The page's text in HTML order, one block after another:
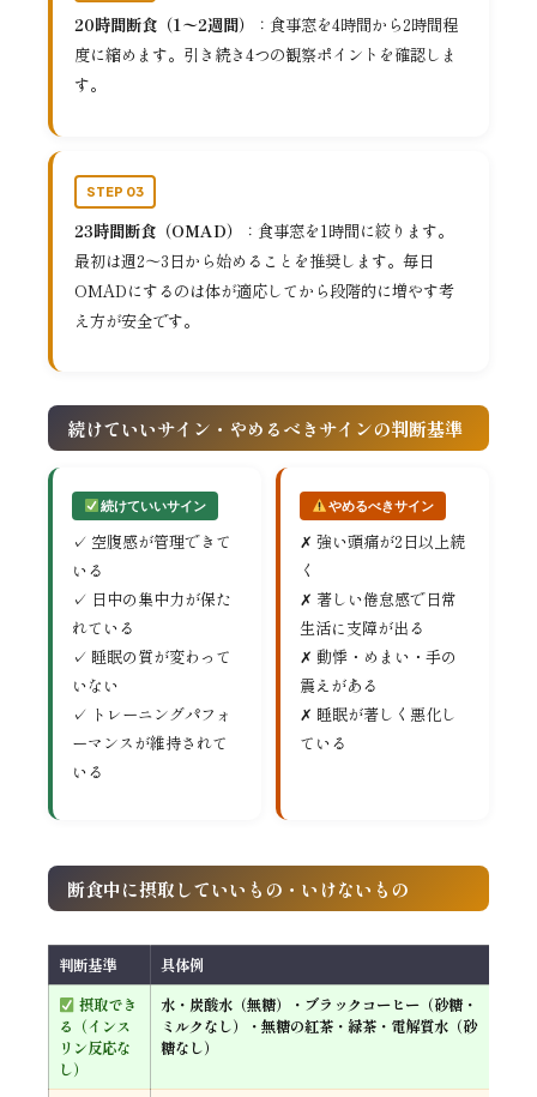
20時間断食（1〜2週間）
：食事窓を4時間から2時間程
度に縮めます。引き続き4つの観察ポイントを確認しま
す。
STEP 03
23時間断食（OMAD）
：食事窓を1時間に絞ります。
最初は週2〜3日から始めることを推奨します。毎日
OMADにするのは体が適応してから段階的に増やす考
え方が安全です。
続けていいサイン・やめるべきサインの判断基準
続けていいサイン
✓ 空腹感が管理できて
いる
✓ 日中の集中力が保た
れている
✓ 睡眠の質が変わって
いない
✓ トレーニングパフォ
ーマンスが維持されて
いる
やめるべきサイン
✗ 強い頭痛が2日以上続
く
✗ 著しい倦怠感で日常
生活に支障が出る
✗ 動悸・めまい・手の
震えがある
✗ 睡眠が著しく悪化し
ている
断食中に摂取していいもの・いけないもの
判断基準
具体例
摂取でき
る（インス
リン反応な
し）
水・炭酸水（無糖）・ブラックコーヒー（砂糖・
ミルクなし）・無糖の紅茶・緑茶・電解質水（砂
糖なし）